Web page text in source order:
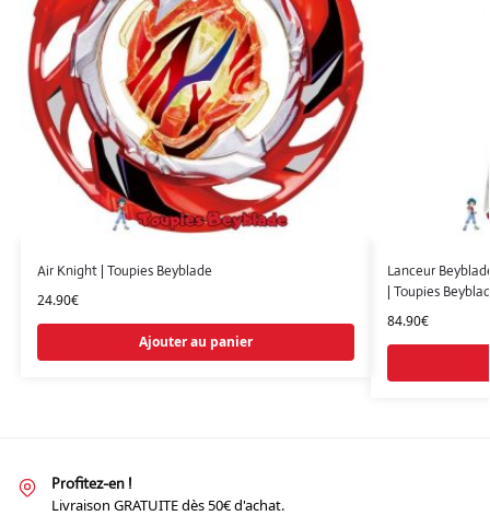
Air Knight | Toupies Beyblade
24.90€
Ajouter au panier
Lanceur
| Toupies
84.90€
Profitez-en !
Livraison GRATUITE dès 50€ d'achat.